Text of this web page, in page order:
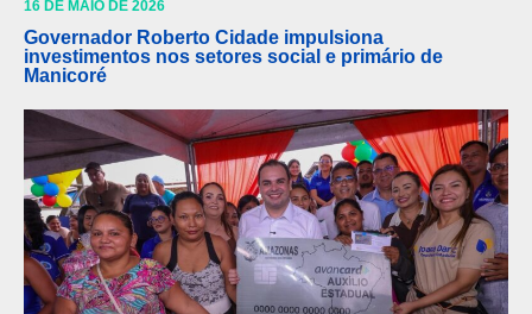
16 DE MAIO DE 2026
Governador Roberto Cidade impulsiona
investimentos nos setores social e primário de
Manicoré